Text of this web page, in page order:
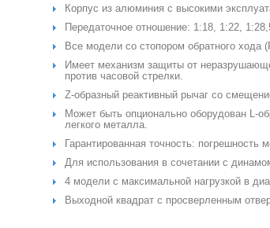
Корпус из алюминия с высокими
Передаточное отношение: 1:18, 1:22,
Все модели со стопором обратного хода
Имеет механизм защиты от
против часовой стрелки.
Z-образный реактивный рычаг со
Может быть опционально оборудован L-
легкого металла.
Гарантированная точность: погрешность
Для использования в сочетании с
4 модели с максимальной нагрузкой в
Выходной квадрат с просверленным